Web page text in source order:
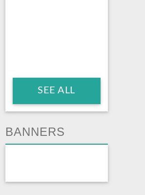
SEE ALL
BANNERS